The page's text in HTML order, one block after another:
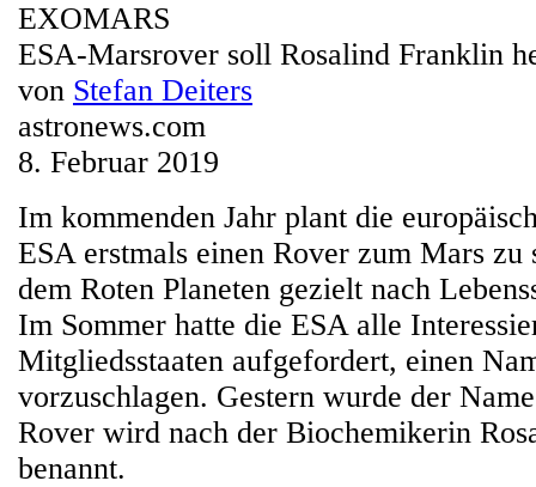
EXOMARS
ESA-Marsrover soll Rosalind Franklin
von Stefan Deiters
astronews.com
8. Februar 2019
Im kommenden Jahr plant die
ESA erstmals einen Rover zum Mars zu
dem Roten Planeten gezielt nach
Im Sommer hatte die ESA alle
Mitgliedsstaaten aufgefordert, einen
vorzuschlagen. Gestern wurde der
Rover wird nach der Biochemikerin
benannt.